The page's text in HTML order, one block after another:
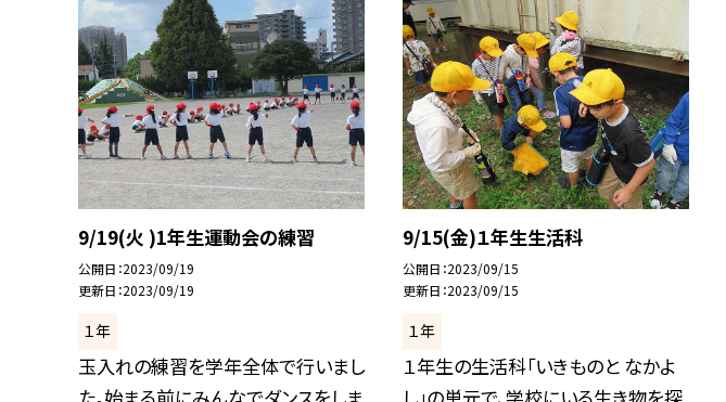
9/19(火 )1年生運動会の練習
公開日 2023/09/19
更新日 2023/09/19
１年
玉入れの練習を学年全体で行いまし
9/15(金)１年生生活科
公開日 2023/09/15
更新日 2023/09/15
１年
１年生の生活科「いきものと なかよ